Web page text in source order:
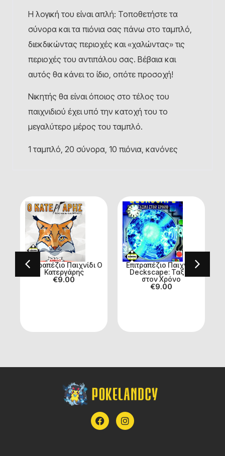
Η λογική του είναι απλή: Τοποθετήστε τα
σύνορα και τα πιόνια σας πάνω στο ταμπλό,
διεκδικώντας περιοχές και «χαλώντας» τις
περιοχές του αντιπάλου σας. Βέβαια και
αυτός θα κάνει το ίδιο, οπότε προσοχή!
Νικητής θα είναι όποιος στο τέλος του
παιχνιδιού έχει υπό την κατοχή του το
μεγαλύτερο μέρος του ταμπλό.
1 ταμπλό, 20 σύνορα, 10 πιόνια, κανόνες
Επιτραπέζιο Παιχνίδι O
Κατεργάρης
€9.00
Επιτραπέζιο Παιχνίδι
Deckscape: Ταξίδι
στον Χρόνο
€9.00